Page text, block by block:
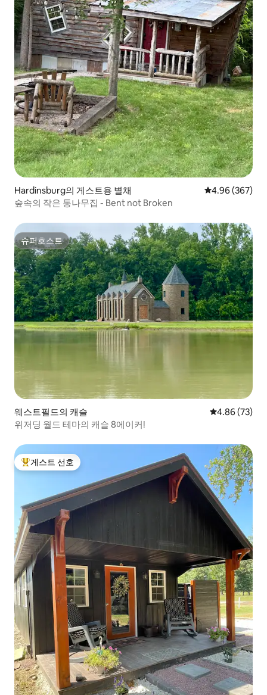
Hardinsburg의 게스트용 별채 평점 4.96점(5
4.96 (367)
숲속의 작은 통나무집 - Bent not Broken
슈퍼호스트
슈퍼호스트
웨스트필드의 캐슬 평점 4.86점(5
4.86 (73)
위저딩 월드 테마의 캐슬 8에이커!
상위 게스트 선호
게스트 선호